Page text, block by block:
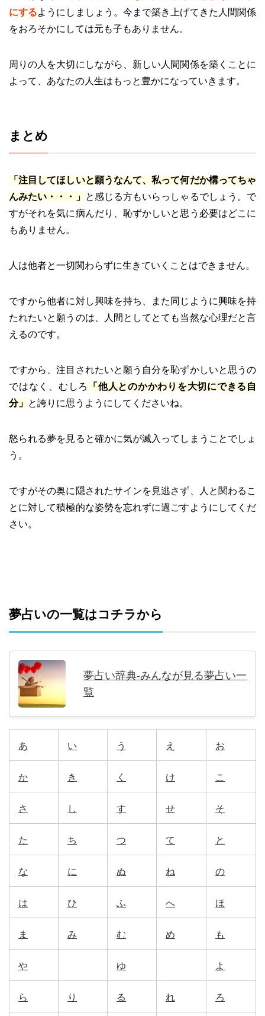
にするようにしましょう。今まで築き上げてきた人間関係
をおろそかにしては元も子もありません。
周りの人を大切にしながら、新しい人間関係を築くことに
よって、あなたの人生はもっと豊かになっていきます。
まとめ
「注目してほしいと願うなんて、私って何だか構ってちゃ
んみたい・・・」 と感じる方もいらっしゃるでしょう。で
すがそれを気に病んだり、恥ずかしいと思う必要はどこに
もありません。
人は他者と一切関わらずに生きていくことはできません。
ですから他者に対し興味を持ち、また同じように興味を持
たれたいと願うのは、人間としてとても当然な心理だと言
えるのです。
ですから、注目されたいと願う自分を恥ずかしいと思うの
ではなく、むしろ
「他人とのかかわりを大切にできる自
分」 と誇りに思うようにしてくださいね。
怒られる夢を見ると確かに気が滅入ってしまうことでしょ
う。
ですがその奥に隠されたサインを見逃さず、人と関わるこ
とに対して積極的な姿勢を忘れずに過ごすようにしてくだ
さい。
夢占いの一覧はコチラから
夢占い辞典-みんなが見る夢占い一
覧
あ い う え お
か き く け こ
さ し す せ そ
た ち つ て と
な に ぬ ね の
は ひ ふ へ ほ
ま み む め も
や ゆ よ
ら り る れ ろ